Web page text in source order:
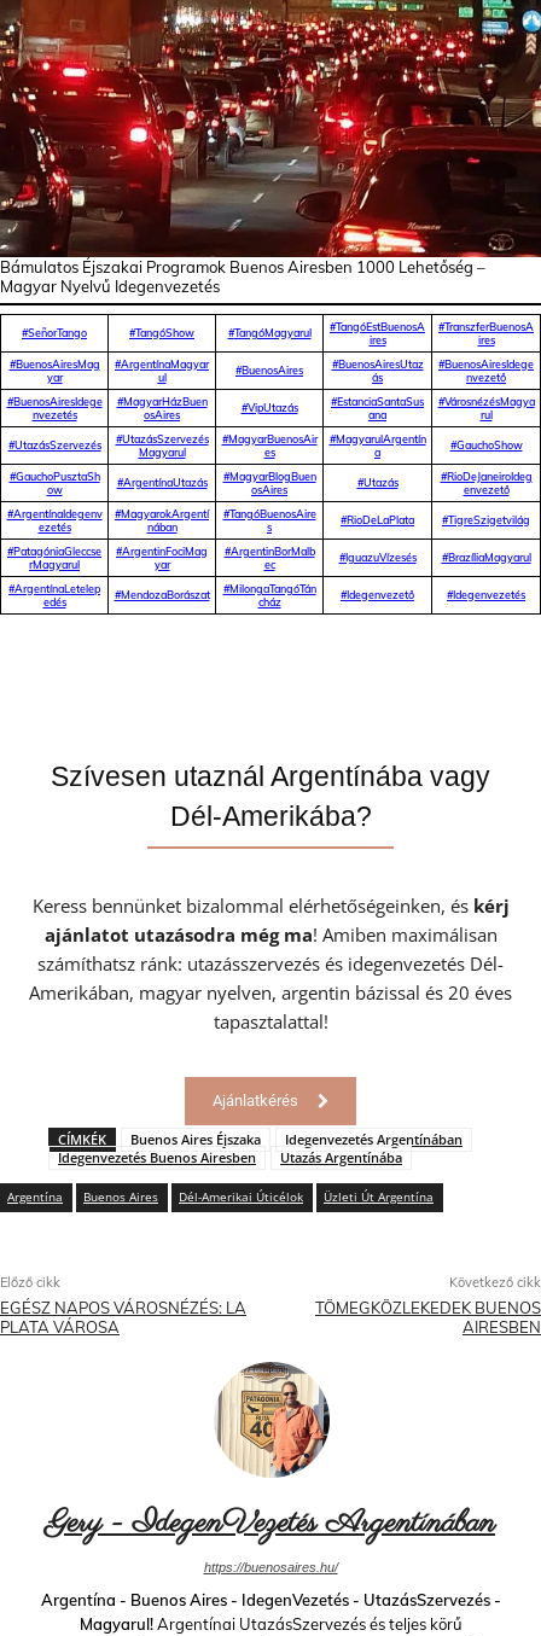
Bámulatos Éjszakai Programok Buenos Airesben 1000 Lehetőség –
Magyar Nyelvű Idegenvezetés
#SeñorTango #TangóShow #TangóMagyarul
#TangóEstBuenosA
ires
#TranszferBuenosA
ires
#BuenosAiresMag
yar
#ArgentínaMagyar
ul
#BuenosAires
#BuenosAiresUtaz
ás
#BuenosAiresIdege
nvezető
#BuenosAiresIdege
nvezetés
#MagyarHázBuen
osAires
#VipUtazás
#EstanciaSantaSus
ana
#VárosnézésMagya
rul
#UtazásSzervezés
#UtazásSzervezés
Magyarul
#MagyarBuenosAir
es
#MagyarulArgentín
a
#GauchoShow
#GauchoPusztaSh
ow
#ArgentínaUtazás
#MagyarBlogBuen
osAires
#Utazás
#RioDeJaneiroIdeg
envezető
#ArgentínaIdegenv
ezetés
#MagyarokArgentí
nában
#TangóBuenosAire
s
#RioDeLaPlata #TigreSzigetvilág
#PatagóniaGleccse
rMagyarul
#ArgentinFociMag
yar
#ArgentinBorMalb
ec
#IguazuVízesés #BrazíliaMagyarul
#ArgentínaLetelep
edés
#MendozaBorászat
#MilongaTangóTán
cház
#Idegenvezető #Idegenvezetés
Szívesen utaznál Argentínába vagy
Dél-Amerikába?
Keress bennünket bizalommal elérhetőségeinken, és kérj
ajánlatot utazásodra még ma! Amiben maximálisan
számíthatsz ránk: utazásszervezés és idegenvezetés Dél-
Amerikában, magyar nyelven, argentin bázissal és 20 éves
tapasztalattal!
Ajánlatkérés
CÍMKÉK Buenos Aires Éjszaka
Idegenvezetés Argentínában
Idegenvezetés Buenos Airesben
Utazás Argentínába
Argentína Buenos Aires Dél-Amerikai Úticélok Üzleti Út Argentína
Előző cikk
EGÉSZ NAPOS VÁROSNÉZÉS: LA
PLATA VÁROSA
Következő cikk
TÖMEGKÖZLEKEDEK BUENOS
AIRESBEN
Gery - IdegenVezetés Argentínában
https://buenosaires.hu/
Argentína - Buenos Aires - IdegenVezetés - UtazásSzervezés -
Magyarul!Argentínai UtazásSzervezés és teljes körű